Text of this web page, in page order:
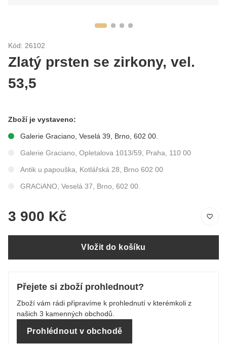
Kód: 26102
Zlatý prsten se zirkony, vel.
53,5
Zboží je vystaveno:
Galerie Graciano, Veselá 39, Brno, 602 00.
Galerie Graciano, Opletalova 1013/59, Praha, 110 00
Antik u papouška, Kotlářská 28, Brno 602 00
GRACiANO, Veselá 37, Brno, 602 00.
3 900 Kč
Vložit do košíku
Přejete si zboží prohlednout?
Zboží vám rádi připravíme k prohlednutí v kterémkoli z
našich 3 kamenných obchodů.
Prohlédnout v obchodě